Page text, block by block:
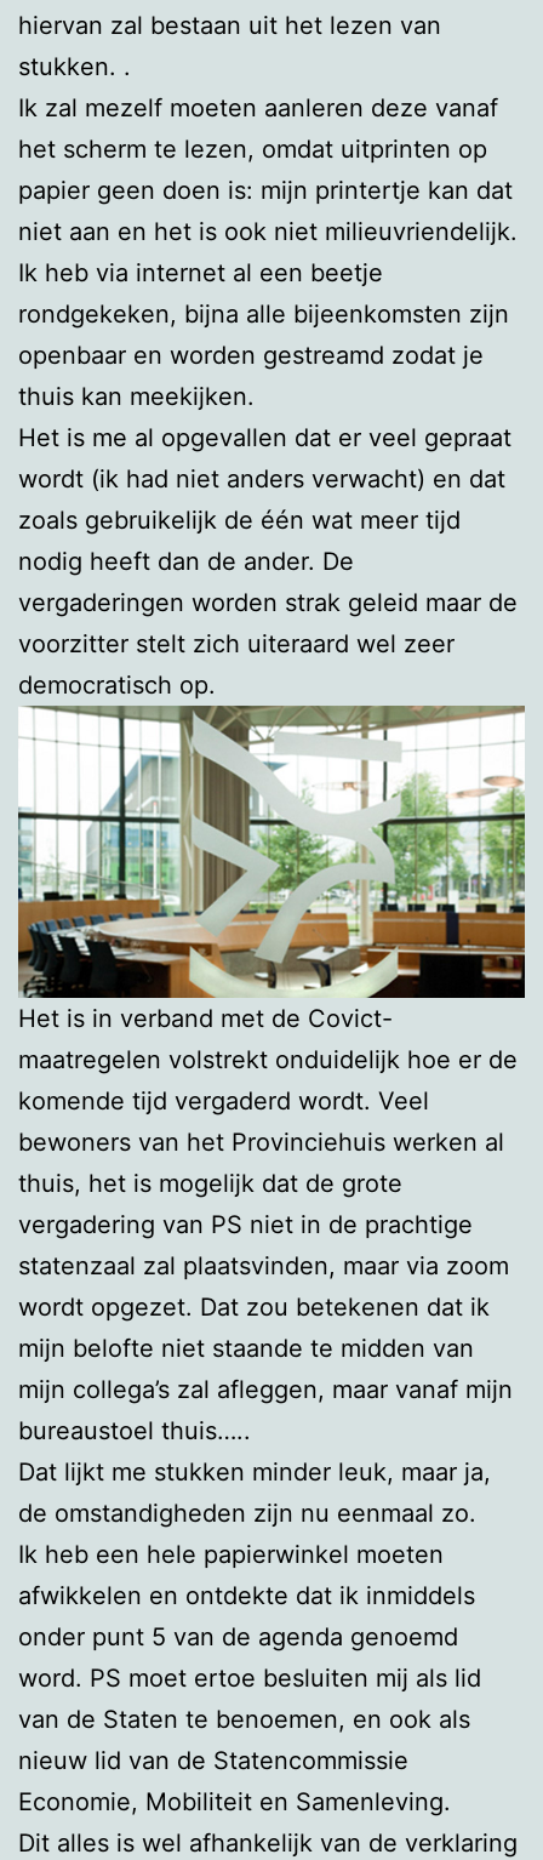
hiervan zal bestaan uit het lezen van
stukken. .
Ik zal mezelf moeten aanleren deze vanaf
het scherm te lezen, omdat uitprinten op
papier geen doen is: mijn printertje kan dat
niet aan en het is ook niet milieuvriendelijk.
Ik heb via internet al een beetje
rondgekeken, bijna alle bijeenkomsten zijn
openbaar en worden gestreamd zodat je
thuis kan meekijken.
Het is me al opgevallen dat er veel gepraat
wordt (ik had niet anders verwacht) en dat
zoals gebruikelijk de één wat meer tijd
nodig heeft dan de ander. De
vergaderingen worden strak geleid maar de
voorzitter stelt zich uiteraard wel zeer
democratisch op.
Het is in verband met de Covict-
maatregelen volstrekt onduidelijk hoe er de
komende tijd vergaderd wordt. Veel
bewoners van het Provinciehuis werken al
thuis, het is mogelijk dat de grote
vergadering van PS niet in de prachtige
statenzaal zal plaatsvinden, maar via zoom
wordt opgezet. Dat zou betekenen dat ik
mijn belofte niet staande te midden van
mijn collega’s zal afleggen, maar vanaf mijn
bureaustoel thuis…..
Dat lijkt me stukken minder leuk, maar ja,
de omstandigheden zijn nu eenmaal zo.
Ik heb een hele papierwinkel moeten
afwikkelen en ontdekte dat ik inmiddels
onder punt 5 van de agenda genoemd
word. PS moet ertoe besluiten mij als lid
van de Staten te benoemen, en ook als
nieuw lid van de Statencommissie
Economie, Mobiliteit en Samenleving.
Dit alles is wel afhankelijk van de verklaring